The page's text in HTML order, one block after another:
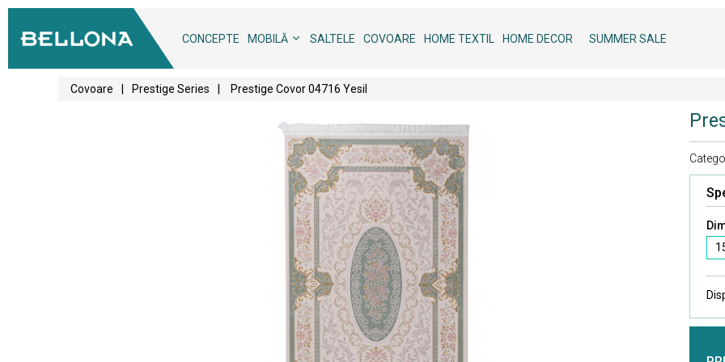
CONCEPTE MOBILĂ SALTELE COVOARE HOME TEXTIL HOME DECOR SUMMER SALE
Covoare Prestige Series Prestige Covor 04716 Yesil